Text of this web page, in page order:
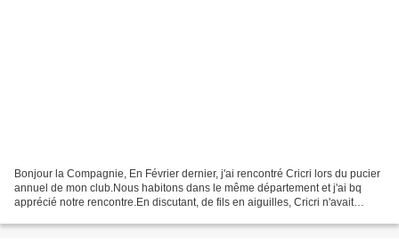
Bonjour la Compagnie, En Février dernier, j'ai rencontré Cricri lors du pucier
annuel de mon club.Nous habitons dans le même département et j'ai bq
apprécié notre rencontre.En discutant, de fils en aiguilles, Cricri n'avait